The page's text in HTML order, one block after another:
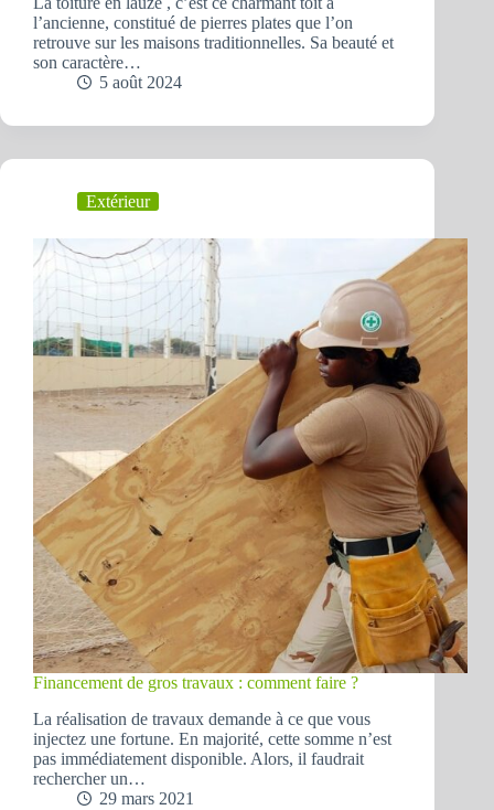
l’ancienne, constitué de pierres plates que l’on
retrouve sur les maisons traditionnelles. Sa beauté et
son caractère…
5 août 2024
Extérieur
Financement de gros travaux : comment faire ?
La réalisation de travaux demande à ce que vous
injectez une fortune. En majorité, cette somme n’est
pas immédiatement disponible. Alors, il faudrait
rechercher un…
29 mars 2021